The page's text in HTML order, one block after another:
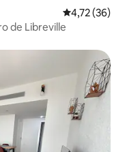
4,72 de uma
4,72 (36)
de Libreville